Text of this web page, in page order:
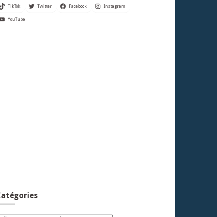
TikTok Twitter Facebook Instagram
YouTube